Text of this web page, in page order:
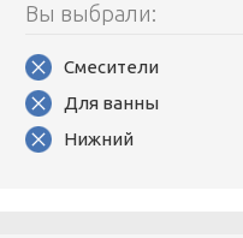
Вы выбрали:
Смесители
Для ванны
Нижний